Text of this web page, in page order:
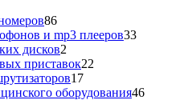
8686
товаров
и mp3 плееров3333
дисков2
товара
приставок22
1717
товаров
оборудования4646